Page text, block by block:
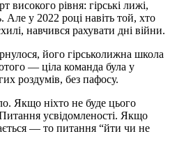
рівня: гірські лижі,
Але у 2022 році навіть той, хто
навчився рахувати дні війни.
його гірськолижна школа
— ціла команда була у
роздумів, без пафосу.
Якщо ніхто не буде цього
усвідомленості. Якщо
— то питання “йти чи не